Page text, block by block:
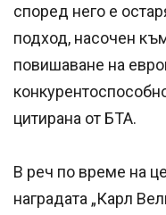
според него е
подход, насочен
повишаване на
цитирана от БТА.
В реч по време на
наградата „Карл